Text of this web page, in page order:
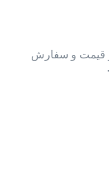
قیمت و سفارش